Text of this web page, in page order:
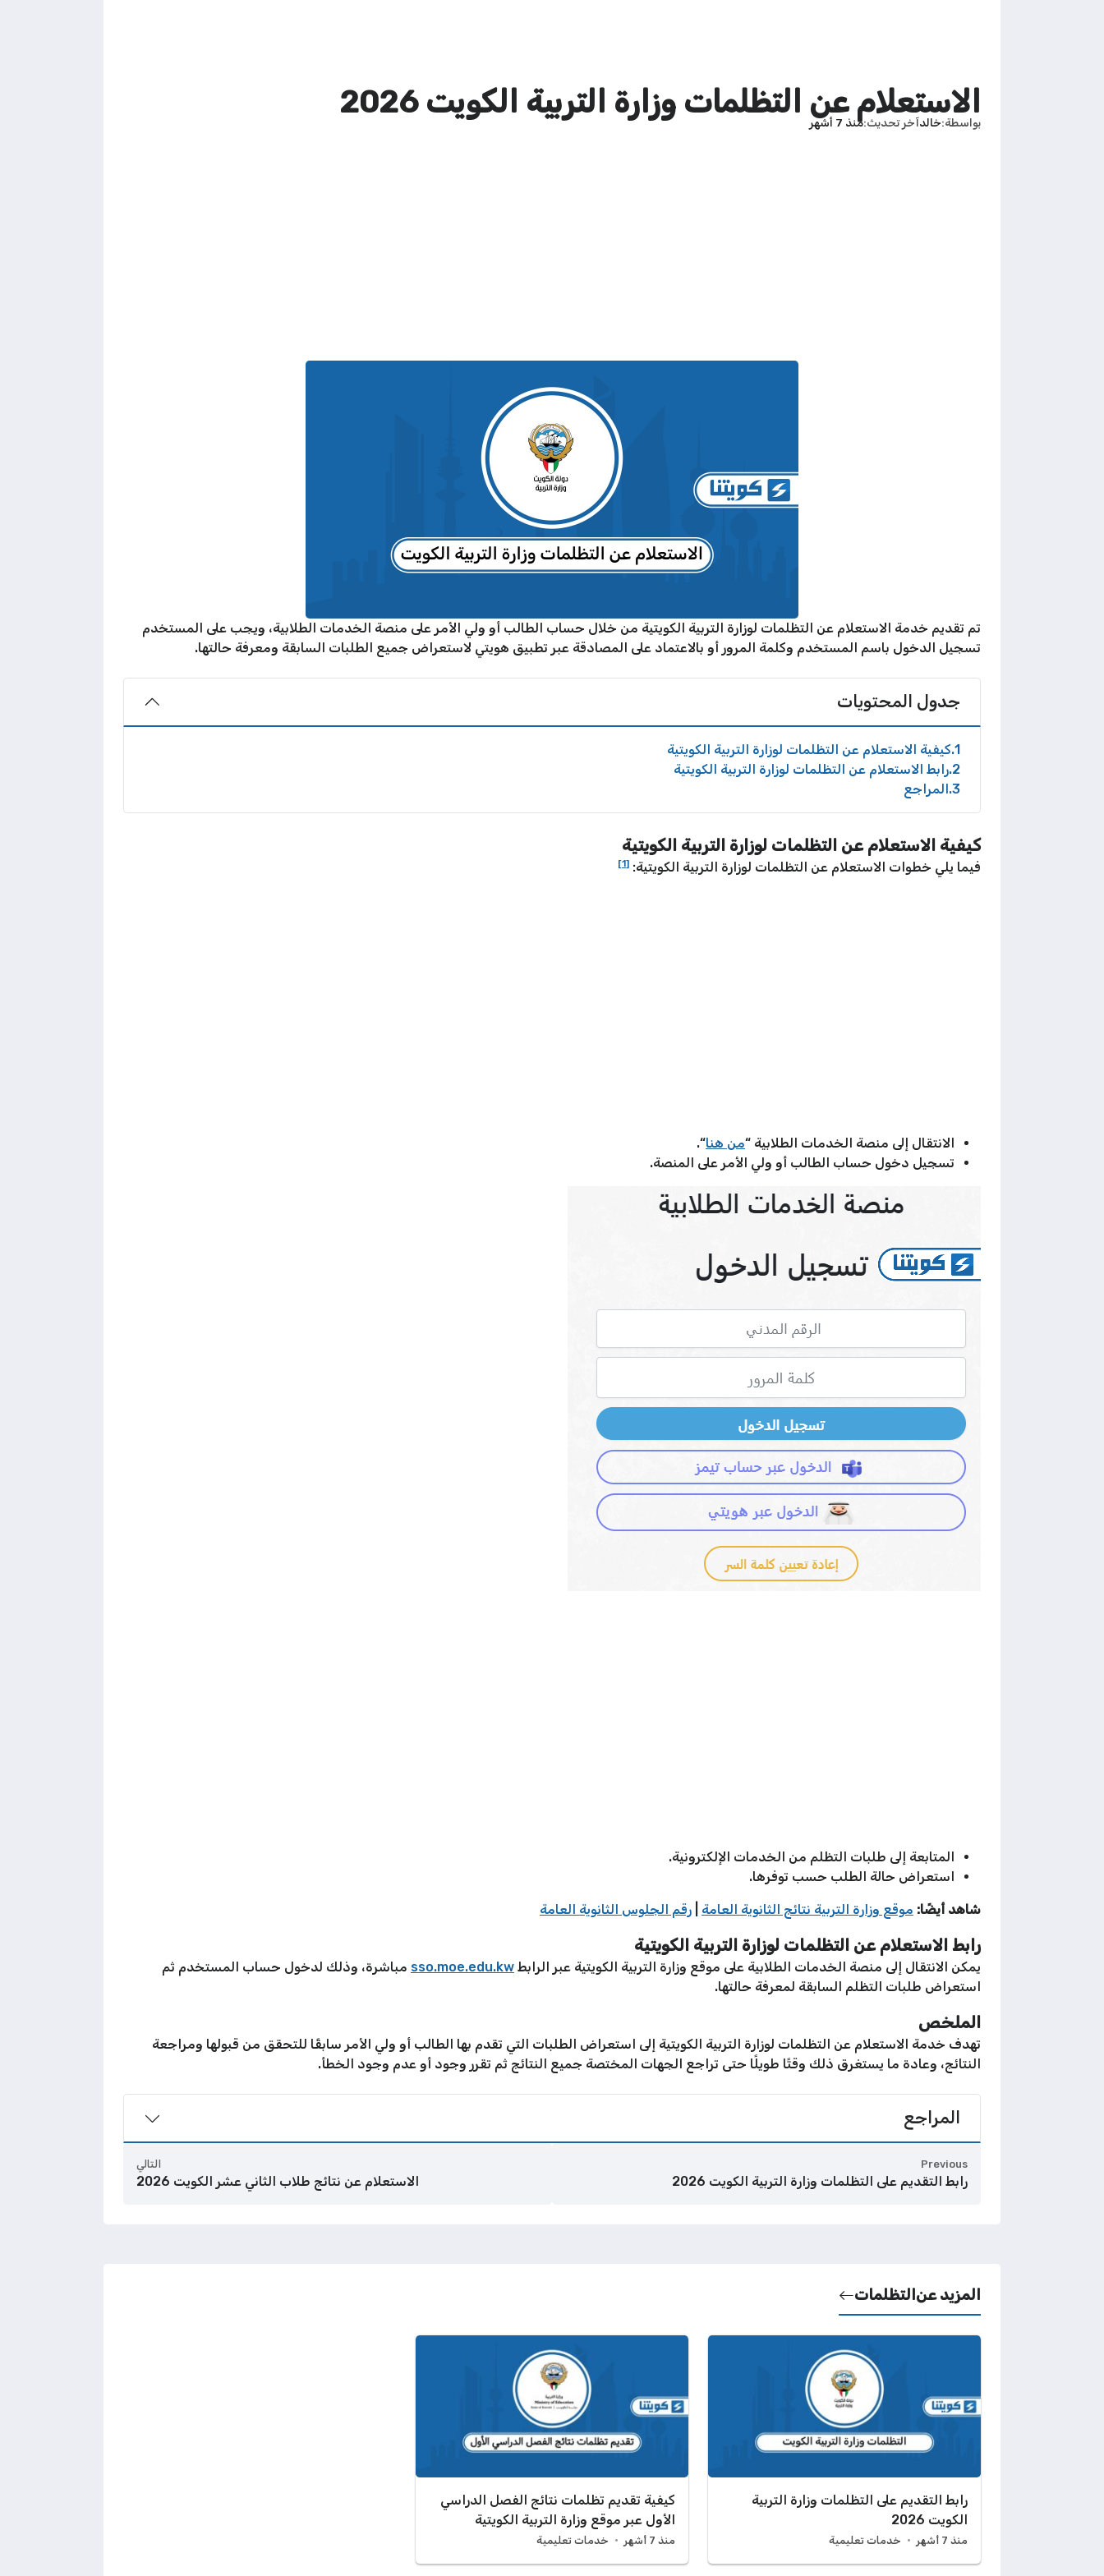
الاستعلام عن التظلمات وزارة التربية الكويت 2026
بواسطة خالدآخر تحديث منذ 7 أشهر
تم تقديم خدمة الاستعلام عن التظلمات لوزارة التربية الكويتية من خلال حساب الطالب أو ولي الأمر على منصة الخدمات الطلابية، ويجب على المستخدم
تسجيل الدخول باسم المستخدم وكلمة المرور أو بالاعتماد على المصادقة عبر تطبيق هويتي لاستعراض جميع الطلبات السابقة ومعرفة حالتها.
جدول المحتويات
1 كيفية الاستعلام عن التظلمات لوزارة التربية الكويتية
2 رابط الاستعلام عن التظلمات لوزارة التربية الكويتية
3 المراجع
كيفية الاستعلام عن التظلمات لوزارة التربية الكويتية
فيما يلي خطوات الاستعلام عن التظلمات لوزارة التربية الكويتية: [1]
الانتقال إلى منصة الخدمات الطلابية “من هنا“.
تسجيل دخول حساب الطالب أو ولي الأمر على المنصة.
المتابعة إلى طلبات التظلم من الخدمات الإلكترونية.
استعراض حالة الطلب حسب توفرها.
شاهد أيضًا: موقع وزارة التربية نتائج الثانوية العامة رقم الجلوس الثانوية العامة
رابط الاستعلام عن التظلمات لوزارة التربية الكويتية
يمكن الانتقال إلى منصة الخدمات الطلابية على موقع وزارة التربية الكويتية عبر الرابط sso.moe.edu.kw مباشرة، وذلك لدخول حساب المستخدم ثم
استعراض طلبات التظلم السابقة لمعرفة حالتها.
الملخص
تهدف خدمة الاستعلام عن التظلمات لوزارة التربية الكويتية إلى استعراض الطلبات التي تقدم بها الطالب أو ولي الأمر سابقًا للتحقق من قبولها ومراجعة
النتائج، وعادة ما يستغرق ذلك وقتًا طويلًا حتى تراجع الجهات المختصة جميع النتائج ثم تقرر وجود أو عدم وجود الخطأ.
المراجع
Previous
رابط التقديم على التظلمات وزارة التربية الكويت 2026
التالي
الاستعلام عن نتائج طلاب الثاني عشر الكويت 2026
المزيد عنالتظلمات
رابط التقديم على التظلمات وزارة التربية
الكويت 2026
منذ 7 أشهر خدمات تعليمية
كيفية تقديم تظلمات نتائج الفصل الدراسي
الأول عبر موقع وزارة التربية الكويتية
منذ 7 أشهر خدمات تعليمية